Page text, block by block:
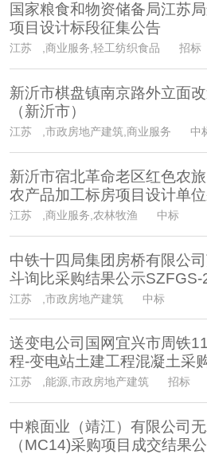
国家粮食和物资储备局江苏
项目设计标段征集公告
江苏 ,商业服务,轻工纺织食品 招标
新沂市棋盘镇南京路外立面
（新沂市）
江苏 ,市政房地产建筑,商业服务 中
新沂市宿北革命老区红色农
农产品加工标房项目设计单位
江苏 ,商业服务,农林牧渔 中标
中铁十四局集团房桥有限公
斗询比采购结果公示
江苏 ,市政房地产建筑 中标
送变电公司国网宜兴市周铁
程-变电站土建工程混凝土采
江苏 ,能源,市政房地产建筑 招标
中粮面业（靖江）有限公司
（MC14)采购项目成交结果